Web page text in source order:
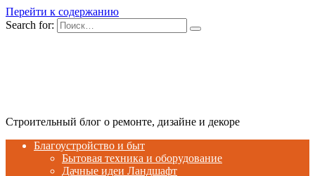
Перейти к содержанию
Search for:
Строительный блог о ремонте, дизайне и декоре
Благоустройство и быт
Бытовая техника и оборудование
Дачные идеи Ландшафт